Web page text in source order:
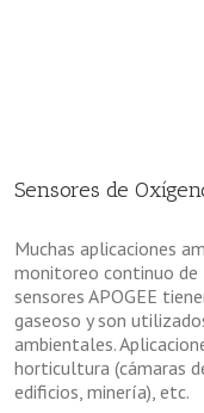
Sensores de
Muchas aplicaciones
monitoreo continuo de
sensores APOGEE
gaseoso y son
ambientales.
horticultura (cámaras
edificios, minería), etc.